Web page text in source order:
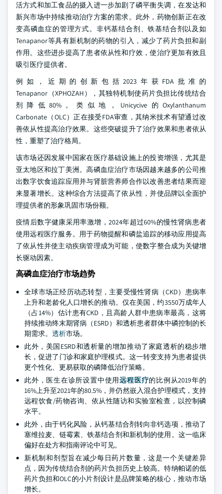
活方式和加工食品的摄入进一步加剧了磷平衡失调，在发达和
新兴市场中持续推动治疗方案的需求。此外，药物创新正在改
变高磷血症的管理方式。非钙基结合剂、铁基结合剂以及如
Tenapanor等具有新机制的药物的引入，减少了药片负担和副
作用。这些进步提高了患者依从性和疗效，使治疗更加有效且
吸引医疗提供者。
例如，近期的创新包括2023年获FDA批准的
Tenapanor（XPHOZAH），其独特机制使药片负担比传统结合
剂降低80%。类似地，Unicycive的Oxylanthanum
Carbonate（OLC）正在接受FDA审查，其纳米技术有望通过改
善依从性提高治疗效果。这些突破提升了治疗效果和患者依从
性，重塑了治疗格局。
该市场还因发展中国家在医疗基础设施上的投资增强，尤其是
亚太地区和拉丁美洲。高磷血症治疗市场因越来越多的公司推
出数字饮食追踪应用并与肾脏营养师合作以改善患者结果而迎
来显著增长。这种综合方法提高了依从性，并使品牌以全面护
理提供者的形象巩固市场份额。
疫情后数字健康采用率激增，2024年超过60%的慢性肾病患者
使用远程医疗服务。用于药物提醒和磷盐追踪的移动应用提高
了依从性并使主动疾病管理成为可能，使数字整合成为关键增
长驱动因素。
高磷血症治疗市场趋势
全球市场正经历动态转型，主要受慢性肾病（CKD）患病率
上升和老龄化人口增长的推动。仅在美国，约3550万成年人
（占14%）估计患有CKD，且高龄人群中患病率最高，这将
持续推动终末期肾病（ESRD）和透析患者群体中磷控制的长
期需求。 透析市场。
此外，美国ESRD和透析量的增加推动了家庭透析的稳步增
长，促进了门诊和家庭护理模式。这一转变支持为患者提供
更个性化、更易获取的磷降低治疗策略。
此外，医生在诊所设置中使用远程医疗的比例从2019年的
16%上升至2021年的80.5%，并仍然嵌入混合护理模式，支持
远程饮食/药物咨询、依从性随访和实验室检查，以控制磷
水平。
此外，由于钙化风险，从钙基结合剂转向非钙选项，推动了
塞维拉麦、链霉素、铁基结合剂和新机制的使用。这一临床
偏好在处方和指南评论中可见。
新机制和剂型旨在减少每日药片数量，这是一个关键差异
点，因为传统结合剂的药片负担历史上较高。特纳帕诺的低
药片负担和OLC的小片剂设计是品牌策略的核心，推动市场
增长。